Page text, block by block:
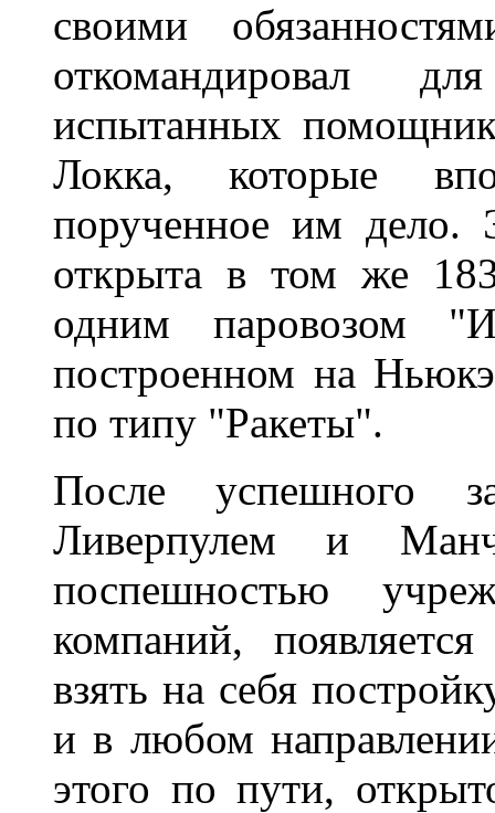
своими
откомандировал
испытанных
Локка, которые
порученное им дело.
открыта в том же
одним паровозом
построенном на
по типу "Ракеты".
После успешного
Ливерпулем и
поспешностью
компаний,
взять на себя
и в любом
этого по пути,